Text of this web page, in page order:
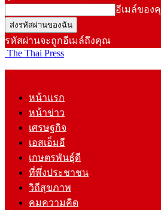
อีเมล์ของ
รหัสผ่านจะถูกอีเมล์ถึงคุณ
The Thai Press
หน้าแรก
หน้าข่าว
เศรษฐกิจ
เอสเอ็มอี
เกษตรพันธุ์ดี
ที่พึ่งประชาชน
วิถีสุขภาพ
คมความคิด